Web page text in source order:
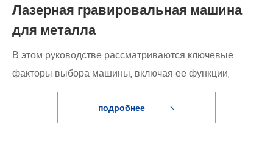
Лазерная гравировальная машина
для металла
В этом руководстве рассматриваются ключевые
факторы выбора машины, включая ее функции,
преимущества и применение в аэрокосмической,
медицинской, автомобильной и потребительской
подробнее